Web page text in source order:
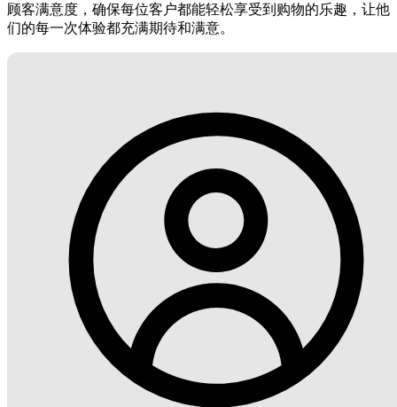
顾客满意度，确保每位客户都能轻松享受到购物的乐趣，让他
们的每一次体验都充满期待和满意。